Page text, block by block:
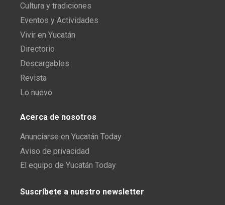
Cultura y tradiciones
Eventos y Actividades
Vivir en Yucatán
Directorio
Descargables
Revista
Lo nuevo
Acerca de nosotros
Anunciarse en Yucatán Today
Aviso de privacidad
El equipo de Yucatán Today
Suscríbete a nuestro newsletter